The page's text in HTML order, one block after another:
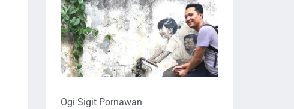
Ogi Sigit Pornawan